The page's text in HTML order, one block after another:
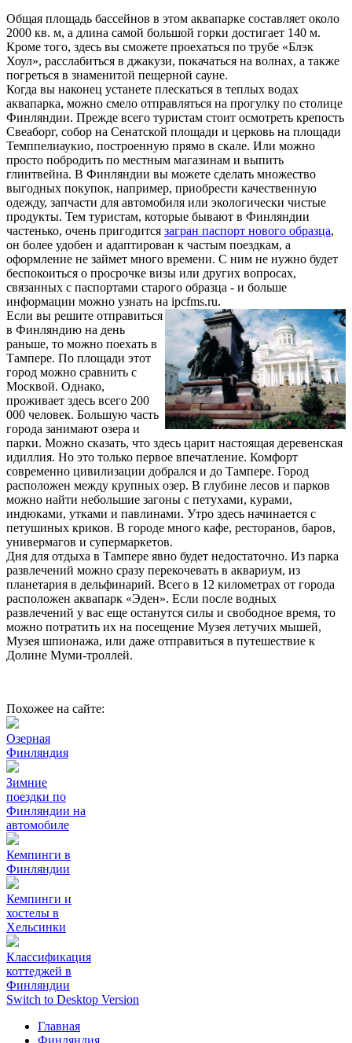
Общая площадь бассейнов в этом аквапарке составляет около
2000 кв. м, а длина самой большой горки достигает 140 м.
Кроме того, здесь вы сможете проехаться по трубе «Блэк
Хоул», расслабиться в джакузи, покачаться на волнах, а также
погреться в знаменитой пещерной сауне.
Когда вы наконец устанете плескаться в теплых водах
аквапарка, можно смело отправляться на прогулку по столице
Финляндии. Прежде всего туристам стоит осмотреть крепость
Свеаборг, собор на Сенатской площади и церковь на площади
Темппелиаукио, построенную прямо в скале. Или можно
просто побродить по местным магазинам и выпить
глинтвейна. В Финляндии вы можете сделать множество
выгодных покупок, например, приобрести качественную
одежду, запчасти для автомобиля или экологически чистые
продукты. Тем туристам, которые бывают в Финляндии
частенько, очень пригодится загран паспорт нового образца,
он более удобен и адаптирован к частым поездкам, а
оформление не займет много времени. С ним не нужно будет
беспокоиться о просрочке визы или других вопросах,
связанных с паспортами старого образца - и больше
информации можно узнать на ipcfms.ru.
Если вы решите отправиться
в Финляндию на день
раньше, то можно поехать в
Тампере. По площади этот
город можно сравнить с
Москвой. Однако,
проживает здесь всего 200
000 человек. Большую часть
города занимают озера и
парки. Можно сказать, что здесь царит настоящая деревенская
идиллия. Но это только первое впечатление. Комфорт
современно цивилизации добрался и до Тампере. Город
расположен между крупных озер. В глубине лесов и парков
можно найти небольшие загоны с петухами, курами,
индюками, утками и павлинами. Утро здесь начинается с
петушиных криков. В городе много кафе, ресторанов, баров,
универмагов и супермаркетов.
Дня для отдыха в Тампере явно будет недостаточно. Из парка
развлечений можно сразу перекочевать в аквариум, из
планетария в дельфинарий. Всего в 12 километрах от города
расположен аквапарк «Эден». Если после водных
развлечений у вас еще останутся силы и свободное время, то
можно потратить их на посещение Музея летучих мышей,
Музея шпионажа, или даже отправиться в путешествие к
Долине Муми-троллей.
Похожее на сайте:
Озерная
Финляндия
Зимние
поездки по
Финляндии на
автомобиле
Кемпинги в
Финляндии
Кемпинги и
хостелы в
Хельсинки
Классификация
коттеджей в
Финляндии
Switch to Desktop Version
Главная
Финляндия